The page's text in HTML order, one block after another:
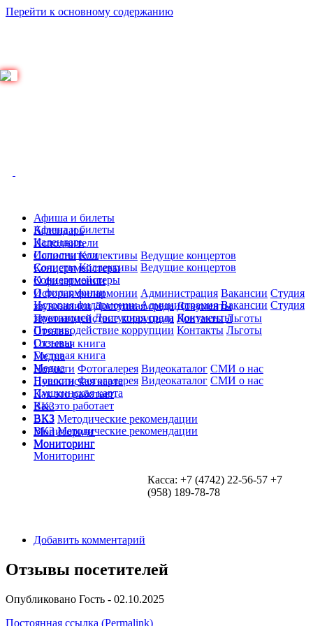
Перейти к основному содержанию
Афиша и билеты
Календарь
Исполнители
Солисты Коллективы Ведущие концертов
Концертмейстеры
О филармонии
История филармонии Администрация Вакансии Студия
звукозаписи Доступная среда Документы
Противодействие коррупции Контакты Льготы
Отзывы
Гостевая книга
Медиа
Новости Фотогалерея Видеокаталог СМИ о нас
Пушкинская карта
Как это работает
ВКЗ
ВКЗ Методические рекомендации
Мониторинг
Мониторинг
Афиша и билеты
Календарь
Исполнители
Солисты Коллективы Ведущие концертов
Концертмейстеры
О филармонии
История филармонии Администрация Вакансии Студия
звукозаписи Доступная среда Документы
Противодействие коррупции Контакты Льготы
Отзывы
Гостевая книга
Медиа
Новости Фотогалерея Видеокаталог СМИ о нас
Пушкинская карта
Как это работает
ВКЗ
ВКЗ Методические рекомендации
Мониторинг
Мониторинг
Касса: +7 (4742) 22-56-57 +7
(958) 189-78-78
Добавить комментарий
Отзывы посетителей
Опубликовано Гость - 02.10.2025
Постоянная ссылка (Permalink)